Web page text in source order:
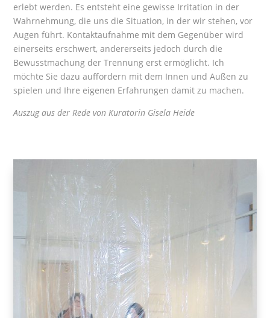
erlebt werden. Es entsteht eine gewisse Irritation in der
Wahrnehmung, die uns die Situation, in der wir stehen, vor
Augen führt. Kontaktaufnahme mit dem Gegenüber wird
einerseits erschwert, andererseits jedoch durch die
Bewusstmachung der Trennung erst ermöglicht. Ich
möchte Sie dazu auffordern mit dem Innen und Außen zu
spielen und Ihre eigenen Erfahrungen damit zu machen.
Auszug aus der Rede von Kuratorin Gisela Heide